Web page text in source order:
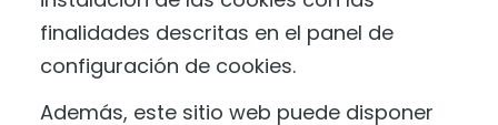
finalidades descritas en el panel de
configuración de cookies.
Además, este sitio web puede disponer